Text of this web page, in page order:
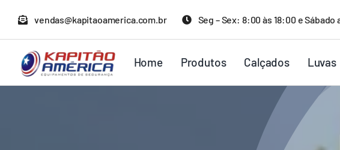
para
conteúdo
vendas@kapitaoamerica.com.br Seg – Sex: 8:00 às 18:00 e Sábado
Home Produtos Calçados Luvas